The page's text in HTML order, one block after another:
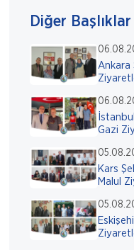
Diğer Başlıklar
Ankara
Gazi
Kars
Malul